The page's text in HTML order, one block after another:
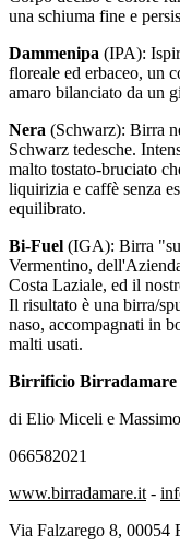
una schiuma fine e
Dammenipa (IPA):
floreale ed erbaceo, un
amaro bilanciato da un
Nera (Schwarz): Birra
Schwarz tedesche.
malto tostato-bruciato
liquirizia e caffè senza
equilibrato.
Bi-Fuel (IGA): Birra
Vermentino,
Costa Laziale, ed il
Il risultato è una birra/
naso, accompagnati in
malti usati.
Birrificio Birradamare
di Elio Miceli e
066582021
www.birradamare.it -
Via Falzarego 8, 00054